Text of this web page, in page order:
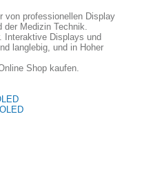
von professionellen Display
der Medizin Technik.
Interaktive Displays und
langlebig, und in Hoher
Shop kaufen.